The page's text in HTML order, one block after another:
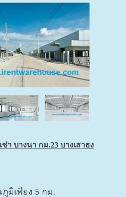
า บางนา กม.23 บางเสาธง
มิเพียง 5 กม.